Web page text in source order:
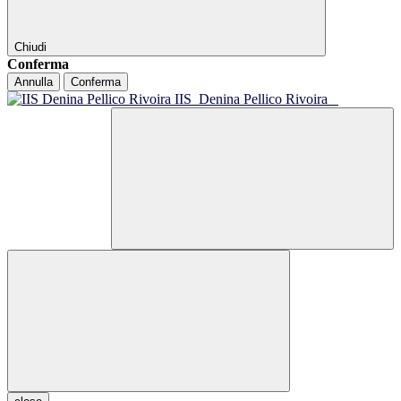
Chiudi
Conferma
Annulla Conferma
IIS Denina Pellico Rivoira